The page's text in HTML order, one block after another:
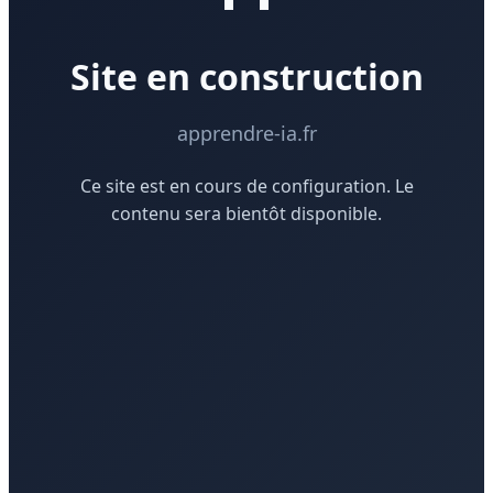
Site en construction
apprendre-ia.fr
Ce site est en cours de configuration. Le
contenu sera bientôt disponible.